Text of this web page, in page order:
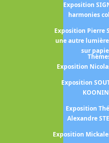
Exposition
harmonies
Exposition Pierre
une autre
sur
Exposition
Exposition
Exposition
Alexandre
Exposition